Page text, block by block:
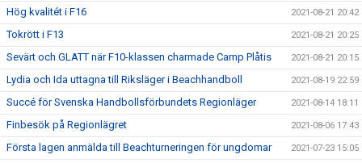
Hög kvalitét i F16 2021-08-21 20:42
Tokrött i F13 2021-08-21 20:25
Sevärt och GLATT när F10-klassen charmade Camp Plåtis 2021-08-21 20:15
Lydia och Ida uttagna till Riksläger i Beachhandboll 2021-08-19 22:59
Succé för Svenska Handbollsförbundets Regionläger 2021-08-14 18:11
Finbesök på Regionlägret 2021-08-06 17:43
Första lagen anmälda till Beachturneringen för ungdomar 2021-07-23 15:05